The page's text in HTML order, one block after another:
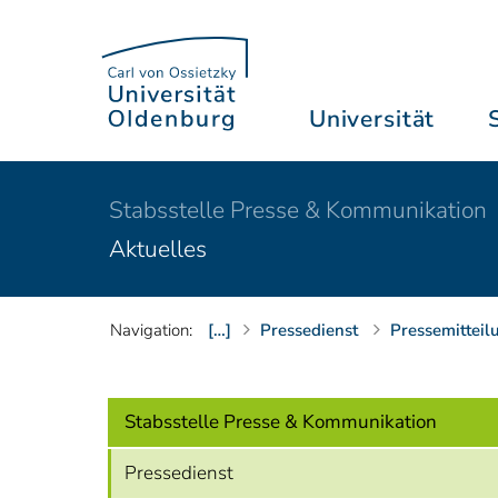
Universität
Stabsstelle Presse & Kommunikation
Aktuelles
Navigation: […] Pressedienst
Stabsstelle Presse & Kommunikation
Pressedienst